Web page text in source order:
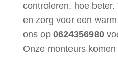
controleren, hoe
en zorg voor een
ons op 0624356980
Onze monteurs